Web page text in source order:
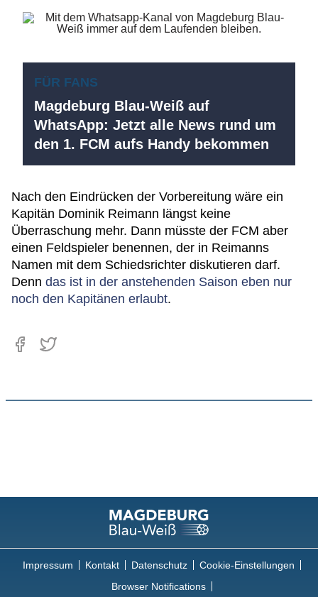
FÜR FANS
Magdeburg Blau-Weiß auf
WhatsApp: Jetzt alle News rund um
den 1. FCM aufs Handy bekommen
Nach den Eindrücken der Vorbereitung wäre ein
Kapitän Dominik Reimann längst keine
Überraschung mehr. Dann müsste der FCM aber
einen Feldspieler benennen, der in Reimanns
Namen mit dem Schiedsrichter diskutieren darf.
Denn das ist in der anstehenden Saison eben nur
noch den Kapitänen erlaubt.
Impressum Kontakt Datenschutz
Cookie-Einstellungen
Browser Notifications